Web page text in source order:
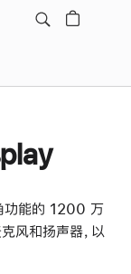
功能的 1200 万
风和扬声器，以